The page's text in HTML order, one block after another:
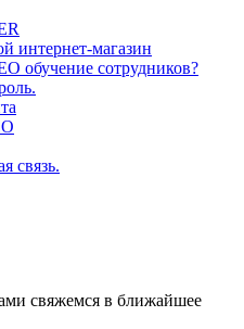
интернет-магазин
обучение сотрудников?
связь.
свяжемся в ближайшее